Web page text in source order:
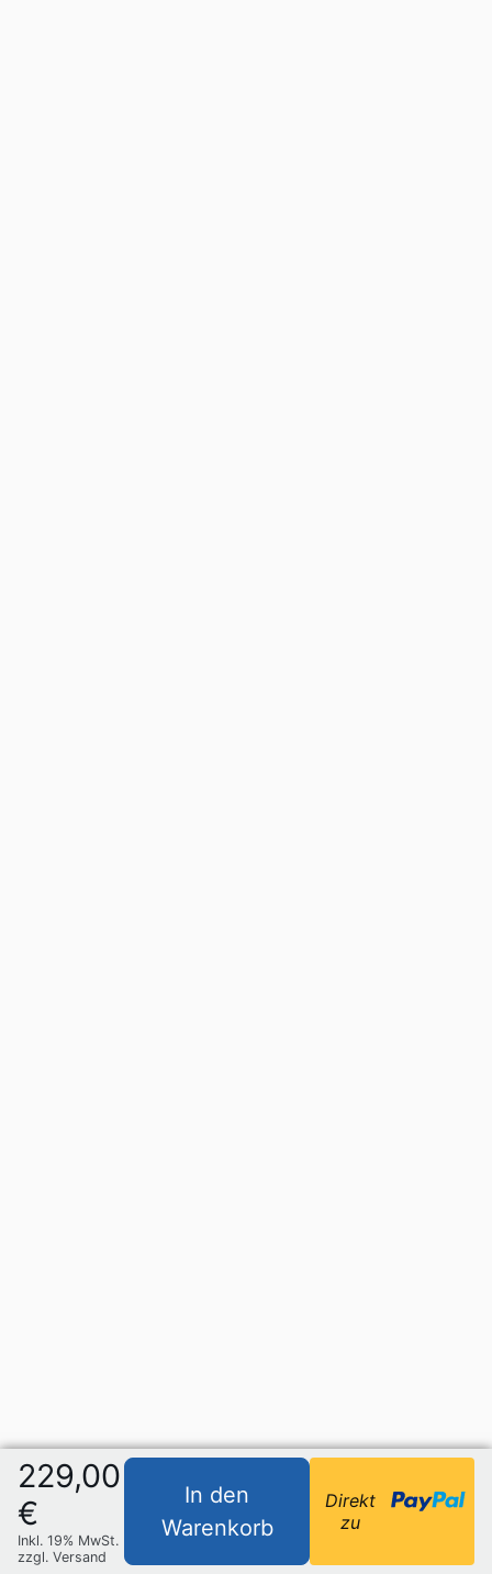
229,00
€
Inkl. 19% MwSt.
zzgl. Versand
In den
Warenkorb
Direkt
zu